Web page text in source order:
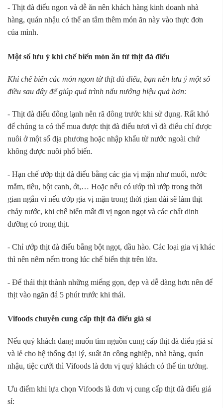
- Thịt đà điểu ngon và dễ ăn nên khách hàng kinh doanh nhà
hàng, quán nhậu có thể an tâm thêm món ăn này vào thực đơn
của mình.
Một số lưu ý khi chế biến món ăn từ thịt đà điểu
Khi chế biến các món ngon từ thịt đà điểu, bạn nên lưu ý một số
điều sau đây để giúp quá trình nấu nướng hiệu quả hơn:
- Thịt đà điểu đông lạnh nên rã đông trước khi sử dụng. Rất khó
để chúng ta có thể mua được thịt đà điểu tươi vì đà điểu chỉ được
nuôi ở một số địa phương hoặc nhập khẩu từ nước ngoài chứ
không được nuôi phổ biến.
- Hạn chế ướp thịt đà điểu bằng các gia vị mặn như muối, nước
mắm, tiêu, bột canh, ớt,… Hoặc nếu có ướp thì ướp trong thời
gian ngắn vì nếu ướp gia vị mặn trong thời gian dài sẽ làm thịt
chảy nước, khi chế biến mất đi vị ngon ngọt và các chất dinh
dưỡng có trong thịt.
- Chỉ ướp thịt đà điểu bằng bột ngọt, dầu hào. Các loại gia vị khác
thì nên nêm nếm trong lúc chế biến thịt trên lửa.
- Để thái thịt thành những miếng gọn, đẹp và dễ dàng hơn nên để
thịt vào ngăn đá 5 phút trước khi thái.
Vifoods chuyên cung cấp thịt đà điểu giá sỉ
Nếu quý khách đang muốn tìm nguồn cung cấp thịt đà điểu giá sỉ
và lẻ cho hệ thống đại lý, suất ăn công nghiệp, nhà hàng, quán
nhậu, tiệc cưới thì Vifoods là đơn vị quý khách có thể tin tưởng.
Ưu điểm khi lựa chọn Vifoods là đơn vị cung cấp thịt đà điểu giá
sỉ: